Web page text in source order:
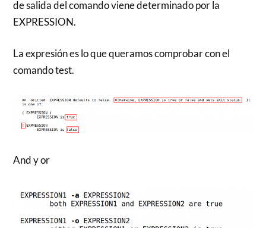
de salida del comando viene determinado por la
EXPRESSION.
La expresión es lo que queramos comprobar con el
comando test.
And y or